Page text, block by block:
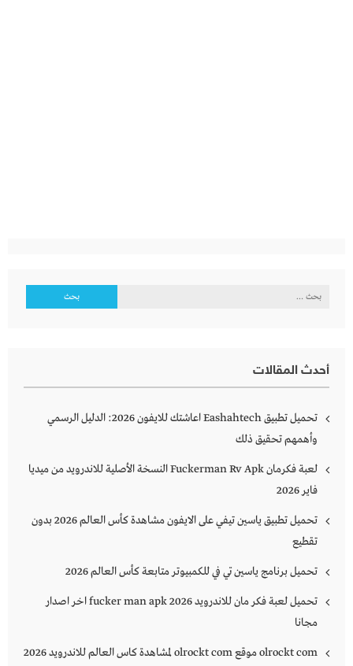
البحث
أحدث المقالات
تحميل تطبيق Eashahtech اعاشتك للايفون 2026: الدليل الرسمي
وأهمهم تحقيق ذلك
لعبة فكرمان Fuckerman Rv Apk النسخة الأصلية للاندرويد من ميديا
فاير 2026
تحميل تطبيق ياسين تيفي على الايفون مشاهدة كأس العالم 2026 بدون
تقطيع
تحميل برنامج ياسين تي في للكمبيوتر متابعة كأس العالم 2026
تحميل لعبة فكر مان للاندرويد 2026 fucker man apk اخر اصدار
مجانا
olrockt com موقع olrockt com لمشاهدة كاس العالم للاندرويد 2026